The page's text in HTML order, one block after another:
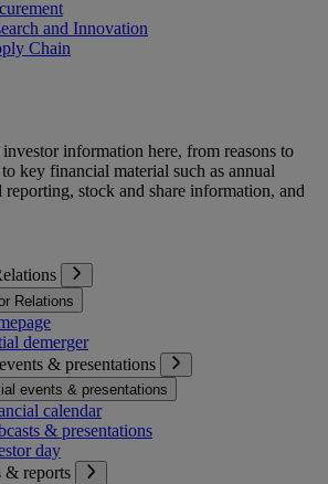
and Innovation
Chain
information here, from reasons to
key financial material such as annual
reporting, stock and share information, and
Relations
demerger
& presentations
events & presentations
calendar
& presentations
day
& reports